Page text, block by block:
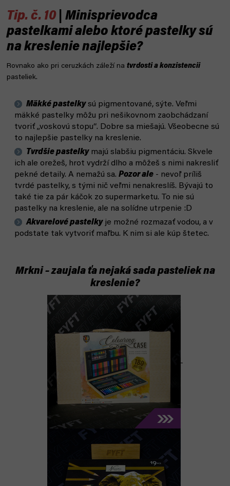
Tip. č. 10 | Minisprievodca
pastelkami alebo ktoré pastelky sú
na kreslenie najlepšie?
Rovnako ako pri ceruzkách záleží na tvrdosti a konzistencii
pasteliek.
Mäkké pastelkysú pigmentované, sýte. Veľmi
mäkké pastelky môžu pri nešikovnom zaobchádzaní
tvoriť „voskovú stopu“. Dobre sa miešajú. Všeobecne sú
to najlepšie pastelky na kreslenie.
Tvrdšie pastelkymajú slabšiu pigmentáciu. Skvele
ich ale orežeš, hrot vydrží dlho a môžeš s nimi nakresliť
pekné detaily. A nemažú sa. Pozor ale - nevoľ príliš
tvrdé pastelky, s tými nič veľmi nenakreslíš. Bývajú to
také tie za pár káčok zo supermarketu. To nie sú
pastelky na kreslenie, ale na solídne utrpenie :D
Akvarelové pastelkyje možné rozmazať vodou, a v
podstate tak vytvoriť maľbu. K nim si ale kúp štetec.
Mrkni – zaujala ťa nejaká sada pasteliek na
kreslenie?